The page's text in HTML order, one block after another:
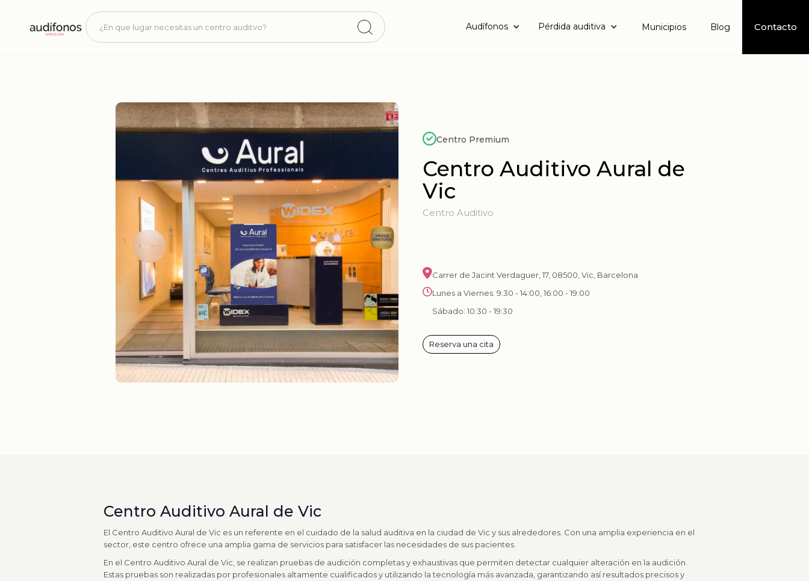
Audífonos Pérdida auditiva Municipios Blog Contacto
Centro Premium
Centro Auditivo Aural de
Vic
Centro Auditivo
Carrer de Jacint Verdaguer, 17, 08500, Vic, Barcelona
Lunes a Viernes: 9:30 - 14:00, 16:00 - 19:00
Sábado: 10:30 - 19:30
Reserva una cita
Centro Auditivo Aural de Vic
El Centro Auditivo Aural de Vic es un referente en el cuidado de la salud auditiva en la ciudad de Vic y sus alrededores. Con una amplia experiencia en el
sector, este centro ofrece una amplia gama de servicios para satisfacer las necesidades de sus pacientes.
En el Centro Auditivo Aural de Vic, se realizan pruebas de audición completas y exhaustivas que permiten detectar cualquier alteración en la audición.
Estas pruebas son realizadas por profesionales altamente cualificados y utilizando la tecnología más avanzada, garantizando así resultados precisos y